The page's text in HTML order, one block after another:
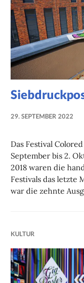
29. SEPTEMBER 2022
Das Festival
September bis 2.
2018 waren die
Festivals das letzte
war die zehnte
KULTUR